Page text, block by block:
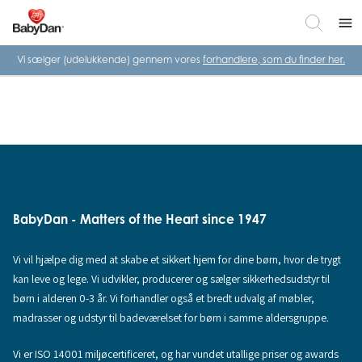
menu
Vi sælger (udelukkende) gennem vores forhandlere, som du finder her.
BabyDan - Matters of the Heart since 1947
Vi vil hjælpe dig med at skabe et sikkert hjem for dine børn, hvor de trygt
kan leve og lege. Vi udvikler, producerer og sælger sikkerhedsudstyr til
børn i alderen 0-3 år. Vi forhandler også et bredt udvalg af møbler,
madrasser og udstyr til badeværelset for børn i samme aldersgruppe.
Vi er ISO 14001 miljøcertificeret, og har vundet utallige priser og awards